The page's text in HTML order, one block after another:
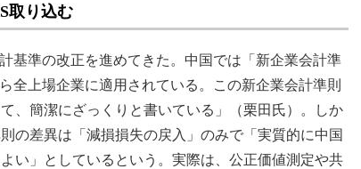
取り込む
基準の改正を進めてきた。中国では「新企業会計準
全上場企業に適用されている。この新企業会計準則
、簡潔にざっくりと書いている」（栗田氏）。しか
の差異は「減損損失の戻入」のみで「実質的に中国
い」としているという。実際は、公正価値測定や共